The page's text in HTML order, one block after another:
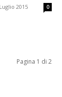
2015 0
Pagina 1 di 2